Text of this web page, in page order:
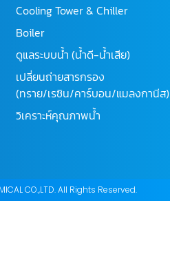
Cooling Tower & Chiller
Boiler
ดูแลระบบน้ำ (น้ำดี-น้ำเสีย)
เปลี่ยนถ่ายสารกรอง
(ทราย/เรซิน/คาร์บอน/แมลงกานีส)
วิเคราะห์คุณภาพน้ำ
CO.,LTD. All Rights Reserved.